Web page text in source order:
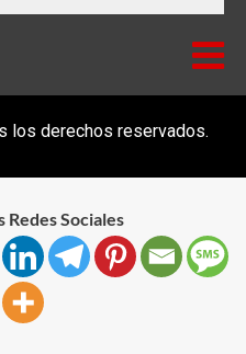
los derechos reservados.
Redes Sociales